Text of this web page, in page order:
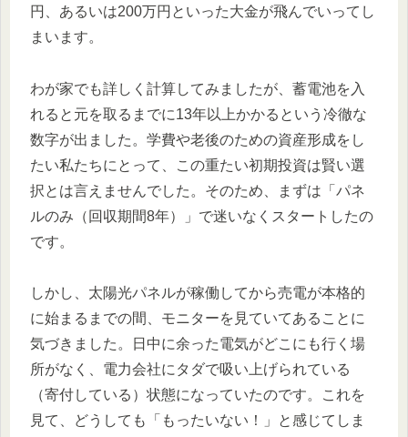
円、あるいは200万円といった大金が飛んでいってし
まいます。
わが家でも詳しく計算してみましたが、蓄電池を入
れると元を取るまでに13年以上かかるという冷徹な
数字が出ました。学費や老後のための資産形成をし
たい私たちにとって、この重たい初期投資は賢い選
択とは言えませんでした。そのため、まずは「パネ
ルのみ（回収期間8年）」で迷いなくスタートしたの
です。
しかし、太陽光パネルが稼働してから売電が本格的
に始まるまでの間、モニターを見ていてあることに
気づきました。日中に余った電気がどこにも行く場
所がなく、電力会社にタダで吸い上げられている
（寄付している）状態になっていたのです。これを
見て、どうしても「もったいない！」と感じてしま